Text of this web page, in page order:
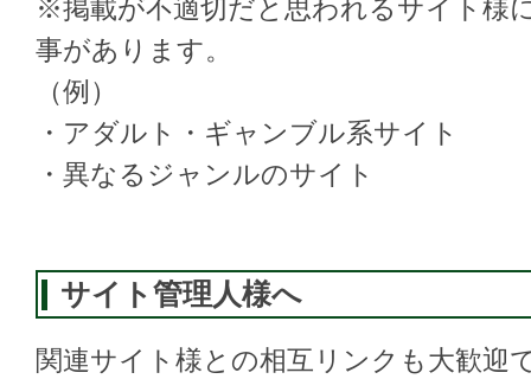
※掲載が不適切だと思われるサイト様
事があります。
（例）
・アダルト・ギャンブル系サイト
・異なるジャンルのサイト
サイト管理人様へ
関連サイト様との相互リンクも大歓迎